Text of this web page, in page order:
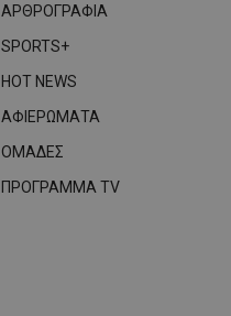
ΑΡΘΡΟΓΡΑΦΙΑ
SPORTS+
HOT NEWS
ΑΦΙΕΡΩΜΑΤΑ
ΟΜΑΔΕΣ
ΠΡΟΓΡΑΜΜΑ TV